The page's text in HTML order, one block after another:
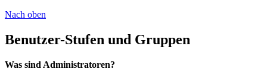
Nach oben
Benutzer-Stufen und Gruppen
Was sind Administratoren?